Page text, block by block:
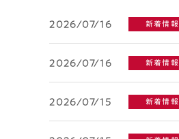
2026/07/16 新着情報
2026/07/16 新着情報
2026/07/15 新着情報